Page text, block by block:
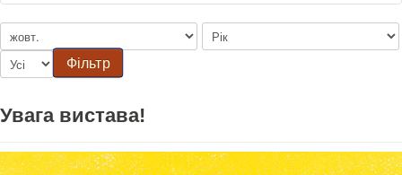
Фільтр
Увага вистава!